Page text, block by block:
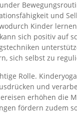
und
Kinder
sich positiv auf
sich selbst zu
Rolle.
und
erhöhen die
fördern zudem